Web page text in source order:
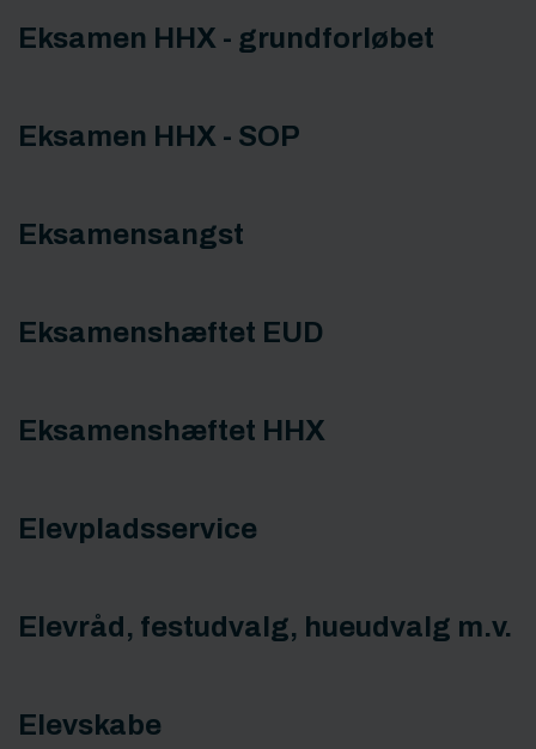
Eksamen HHX - grundforløbet
Eksamen HHX - SOP
Eksamensangst
Eksamenshæftet EUD
Eksamenshæftet HHX
Elevpladsservice
Elevråd, festudvalg, hueudvalg m.v.
Elevskabe